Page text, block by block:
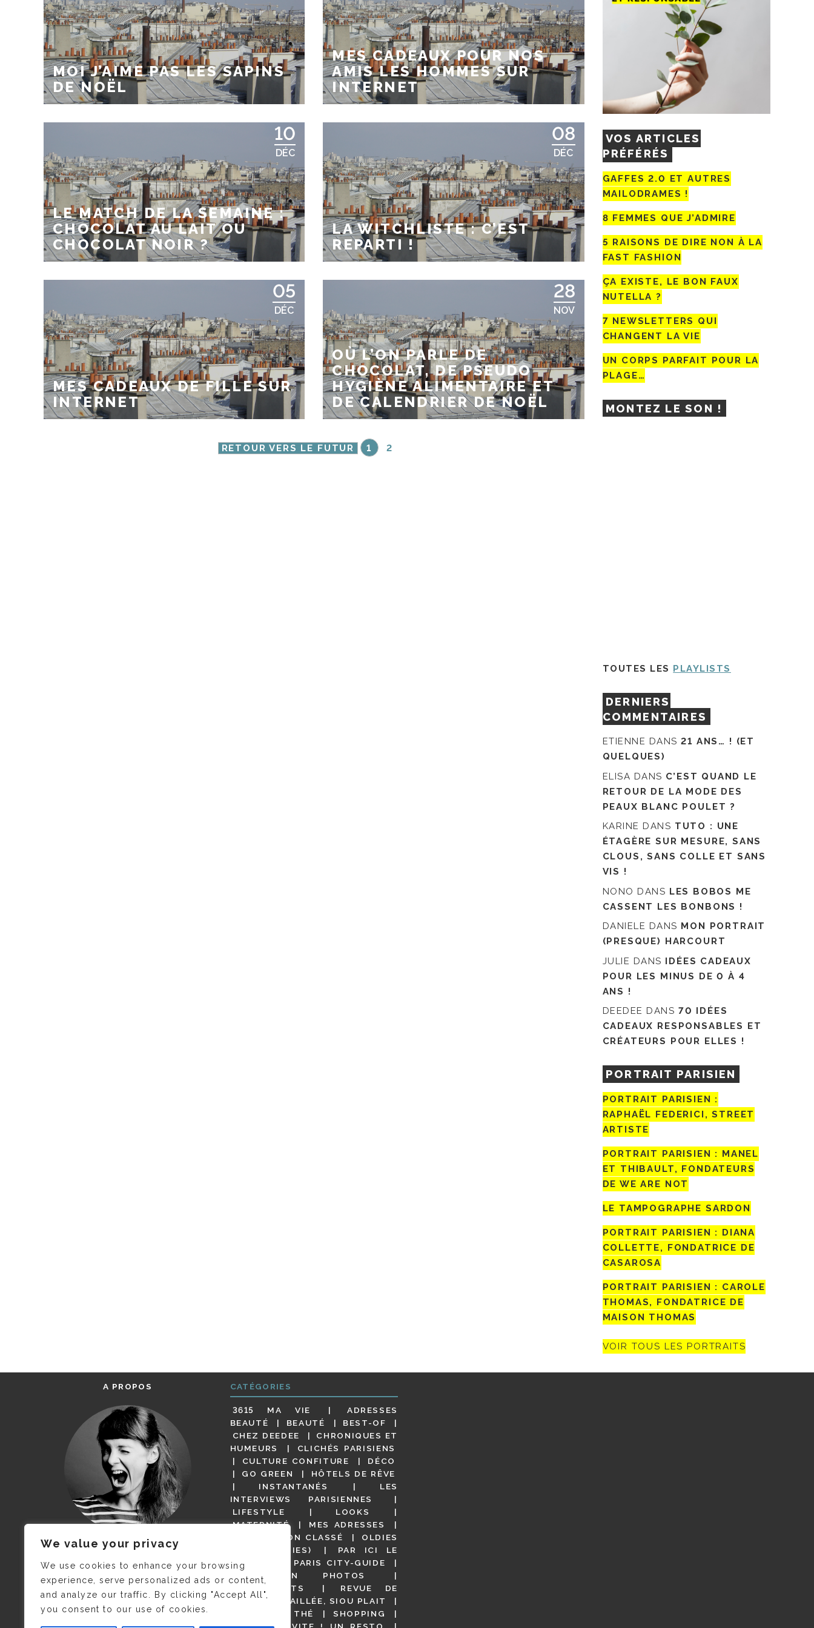
We value your privacy
We use cookies to enhance your browsing
experience, serve personalized ads or content,
and analyze our traffic. By clicking "Accept All",
you consent to our use of cookies.
MOI J’AIME PAS LES SAPINS
DE NOËL
MES CADEAUX POUR NOS
AMIS LES HOMMES SUR
INTERNET
10
DÉC
LE MATCH DE LA SEMAINE :
CHOCOLAT AU LAIT OU
CHOCOLAT NOIR ?
08
DÉC
LA WITCHLISTE : C’EST
REPARTI !
05
DÉC
MES CADEAUX DE FILLE SUR
INTERNET
28
NOV
OÙ L’ON PARLE DE
CHOCOLAT, DE PSEUDO
HYGIÈNE ALIMENTAIRE ET
DE CALENDRIER DE NOËL
RETOUR VERS LE FUTUR 1 2
VOS ARTICLES
PRÉFÉRÉS
GAFFES 2.0 ET AUTRES
MAILODRAMES !
8 FEMMES QUE J’ADMIRE
5 RAISONS DE DIRE NON À LA
FAST FASHION
ÇA EXISTE, LE BON FAUX
NUTELLA ?
7 NEWSLETTERS QUI
CHANGENT LA VIE
UN CORPS PARFAIT POUR LA
PLAGE…
MONTEZ LE SON !
TOUTES LES PLAYLISTS
DERNIERS
COMMENTAIRES
ETIENNE DANS21 ANS… ! (ET
QUELQUES)
ELISA DANS C’EST QUAND LE
RETOUR DE LA MODE DES
PEAUX BLANC POULET ?
KARINE DANS TUTO : UNE
ÉTAGÈRE SUR MESURE, SANS
CLOUS, SANS COLLE ET SANS
VIS !
NONO DANS LES BOBOS ME
CASSENT LES BONBONS !
DANIELE DANS MON PORTRAIT
(PRESQUE) HARCOURT
JULIE DANS IDÉES CADEAUX
POUR LES MINUS DE 0 À 4
ANS !
DEEDEE DANS 70 IDÉES
CADEAUX RESPONSABLES ET
CRÉATEURS POUR ELLES !
PORTRAIT PARISIEN
PORTRAIT PARISIEN :
RAPHAËL FEDERICI, STREET
ARTISTE
PORTRAIT PARISIEN : MANEL
ET THIBAULT, FONDATEURS
DE WE ARE NOT
LE TAMPOGRAPHE SARDON
PORTRAIT PARISIEN : DIANA
COLLETTE, FONDATRICE DE
CASAROSA
PORTRAIT PARISIEN : CAROLE
THOMAS, FONDATRICE DE
MAISON THOMAS
VOIR TOUS LES PORTRAITS
A PROPOS
JE M’APPELLE DELPHINE MAIS
C’EST ©CAMILLE COLLIN QUI A
PRIS CETTE PHOTO !
CATÉGORIES
3615 MA VIE
ADRESSES
BEAUTÉ
BEAUTÉ
BEST-OF
CHEZ DEEDEE
CHRONIQUES ET
HUMEURS
CLICHÉS PARISIENS
CULTURE CONFITURE
DÉCO
GO GREEN
HÔTELS DE RÊVE
INSTANTANÉS
LES
INTERVIEWS PARISIENNES
LIFESTYLE
LOOKS
MATERNITÉ
MES ADRESSES
NON CLASSÉ
OLDIES
(BUT GOODIES)
PAR ICI LE
MAGOT !
PARIS CITY-GUIDE
PARIS EN PHOTOS
RESTAURANTS
REVUE DE
PRESSE DÉTAILLÉE, SIOU PLAIT
SALONS DE THÉ
SHOPPING
VIDÉOS
VITE ! UN RESTO